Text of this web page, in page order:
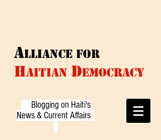
ALLIANCE for
HAITIAN DEMOCRACY
Blogging on Haiti's
News & Current Affairs